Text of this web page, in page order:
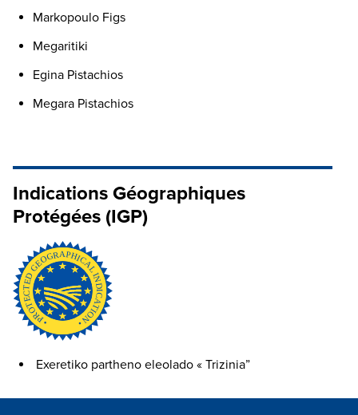
Markopoulo Figs
Megaritiki
Egina Pistachios
Megara Pistachios
Indications Géographiques
Protégées (IGP)
Exeretiko partheno eleolado « Trizinia”